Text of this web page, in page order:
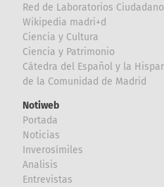
Red de Laboratorios
Wikipedia madri+d
Ciencia y Cultura
Ciencia y Patrimonio
Cátedra del Español y la
de la Comunidad de Madrid
Notiweb
Portada
Noticias
Inverosímiles
Analisis
Entrevistas